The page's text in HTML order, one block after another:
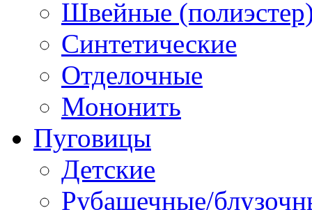
Швейные
Синтетические
Отделочные
Мононить
Пуговицы
Детские
Рубашечные/